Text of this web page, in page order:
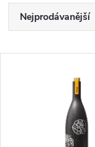
Ř
a
Nejprodávanější